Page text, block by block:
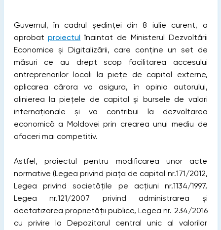
Guvernul, în cadrul ședinței din 8 iulie curent, a
aprobatproiectul înaintat de Ministerul Dezvoltării
Economice și Digitalizării, care conține un set de
măsuri ce au drept scop facilitarea accesului
antreprenorilor locali la piețe de capital externe,
aplicarea cărora va asigura, în opinia autorului,
alinierea la piețele de capital și bursele de valori
internaționale și va contribui la dezvoltarea
economică a Moldovei prin crearea unui mediu de
afaceri mai competitiv.
Astfel, proiectul pentru modificarea unor acte
normative (Legea privind piața de capital nr.171/2012,
Legea privind societățile pe acțiuni nr.1134/1997,
Legea nr.121/2007 privind administrarea și
deetatizarea proprietății publice, Legea nr. 234/2016
cu privire la Depozitarul central unic al valorilor